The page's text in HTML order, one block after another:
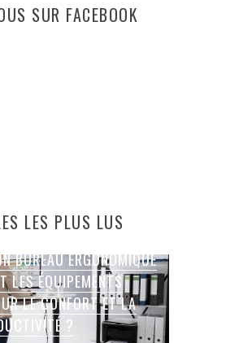
SUR FACEBOOK
LES PLUS LUS
BUREAU ERGONOMIQUE
LES ÉQUIPEMENTS
LE CONFORT ET LA
?